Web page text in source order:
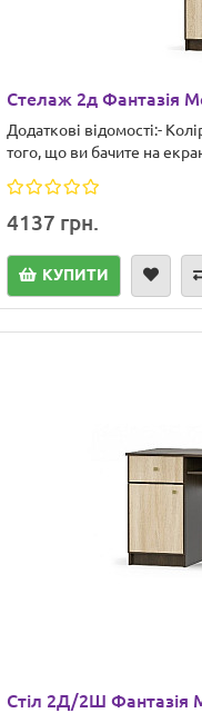
Стелаж 2д Фантазія
Додаткові відомості:-
того, що ви бачите на
4137 грн.
КУПИТИ
Стіл 2Д/2Ш Фантазія